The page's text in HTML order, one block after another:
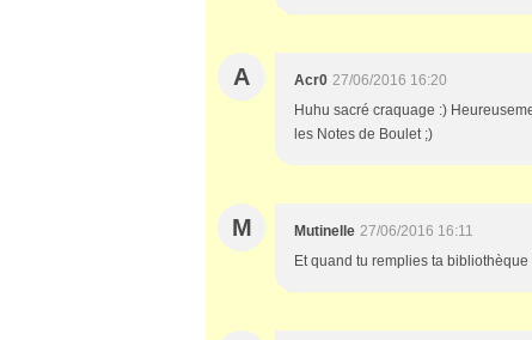
A Acr0 27/06/2016 16:20
Huhu sacré craquage :)
les Notes de Boulet ;)
M Mutinelle 27/06/2016 16:11
Et quand tu remplies ta